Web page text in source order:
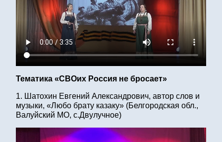
Тематика «СВОих Россия не бросает»
1. Шатохин Евгений Александрович, автор слов и
музыки, «Любо брату казаку» (Белгородская обл.,
Валуйский МО, с.Двулучное)